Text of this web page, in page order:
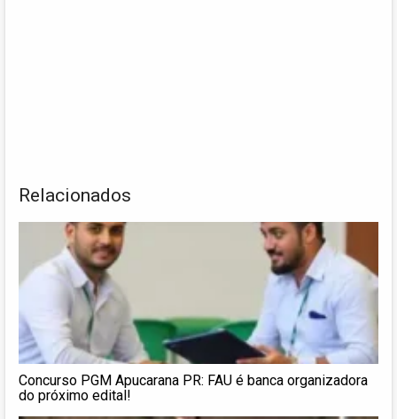
Relacionados
Concurso PGM Apucarana PR: FAU é banca organizadora
do próximo edital!